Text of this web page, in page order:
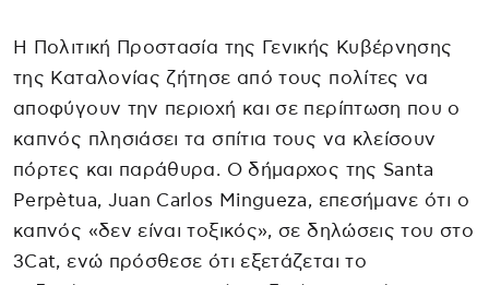
Η Πολιτική Προστασία της Γενικής Κυβέρνησης
της Καταλονίας ζήτησε από τους πολίτες να
αποφύγουν την περιοχή και σε περίπτωση που ο
καπνός πλησιάσει τα σπίτια τους να κλείσουν
πόρτες και παράθυρα. Ο δήμαρχος της Santa
Perpètua, Juan Carlos Mingueza, επεσήμανε ότι ο
καπνός «δεν είναι τοξικός», σε δηλώσεις του στο
3Cat, ενώ πρόσθεσε ότι εξετάζεται το